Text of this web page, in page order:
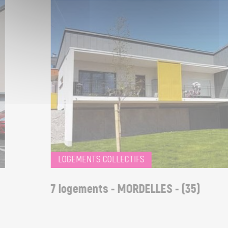
LOGEMENTS COLLECTIFS
7 logements - MORDELLES - (35)